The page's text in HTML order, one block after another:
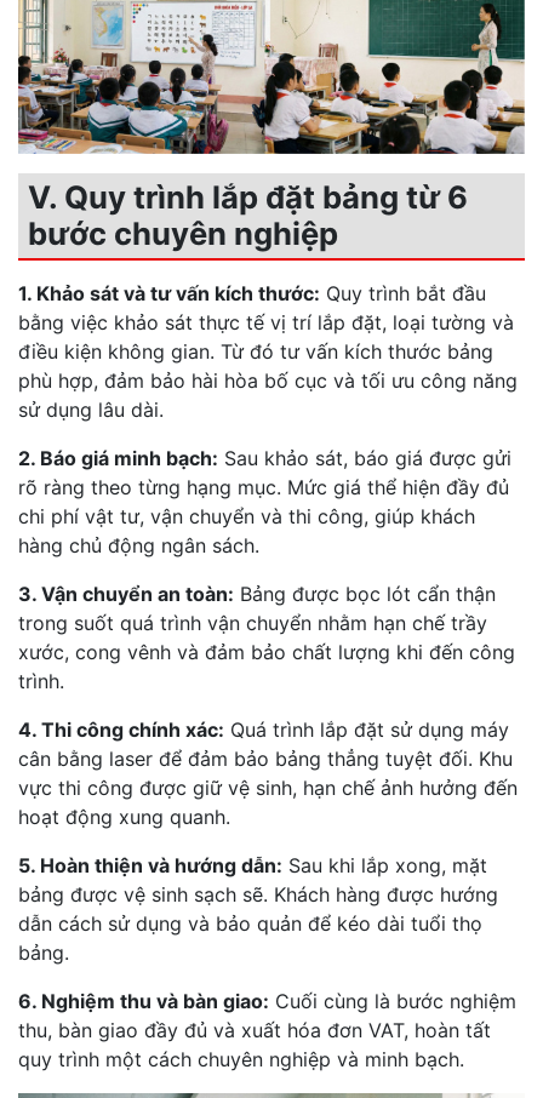
V. Quy trình lắp đặt bảng từ 6
bước chuyên nghiệp
1. Khảo sát và tư vấn kích thước: Quy trình bắt đầu
bằng việc khảo sát thực tế vị trí lắp đặt, loại tường và
điều kiện không gian. Từ đó tư vấn kích thước bảng
phù hợp, đảm bảo hài hòa bố cục và tối ưu công năng
sử dụng lâu dài.
2. Báo giá minh bạch: Sau khảo sát, báo giá được gửi
rõ ràng theo từng hạng mục. Mức giá thể hiện đầy đủ
chi phí vật tư, vận chuyển và thi công, giúp khách
hàng chủ động ngân sách.
3. Vận chuyển an toàn: Bảng được bọc lót cẩn thận
trong suốt quá trình vận chuyển nhằm hạn chế trầy
xước, cong vênh và đảm bảo chất lượng khi đến công
trình.
4. Thi công chính xác: Quá trình lắp đặt sử dụng máy
cân bằng laser để đảm bảo bảng thẳng tuyệt đối. Khu
vực thi công được giữ vệ sinh, hạn chế ảnh hưởng đến
hoạt động xung quanh.
5. Hoàn thiện và hướng dẫn: Sau khi lắp xong, mặt
bảng được vệ sinh sạch sẽ. Khách hàng được hướng
dẫn cách sử dụng và bảo quản để kéo dài tuổi thọ
bảng.
6. Nghiệm thu và bàn giao: Cuối cùng là bước nghiệm
thu, bàn giao đầy đủ và xuất hóa đơn VAT, hoàn tất
quy trình một cách chuyên nghiệp và minh bạch.